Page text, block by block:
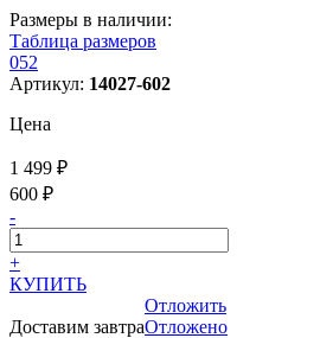
Размеры в наличии:
Таблица размеров
052
Артикул: 14027-602
Цена
1 499 ₽
600 ₽
-
+
КУПИТЬ
Доставим завтра
Отложить
Отложено